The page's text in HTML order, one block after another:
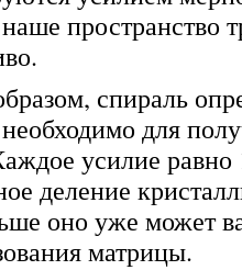
пространство
спираль
для
усилие равно
деление
оно уже может
матрицы.